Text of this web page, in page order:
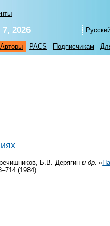
2026
Авторы PACS Подписчикам
Б.В. Дерягини др. «
(1984)